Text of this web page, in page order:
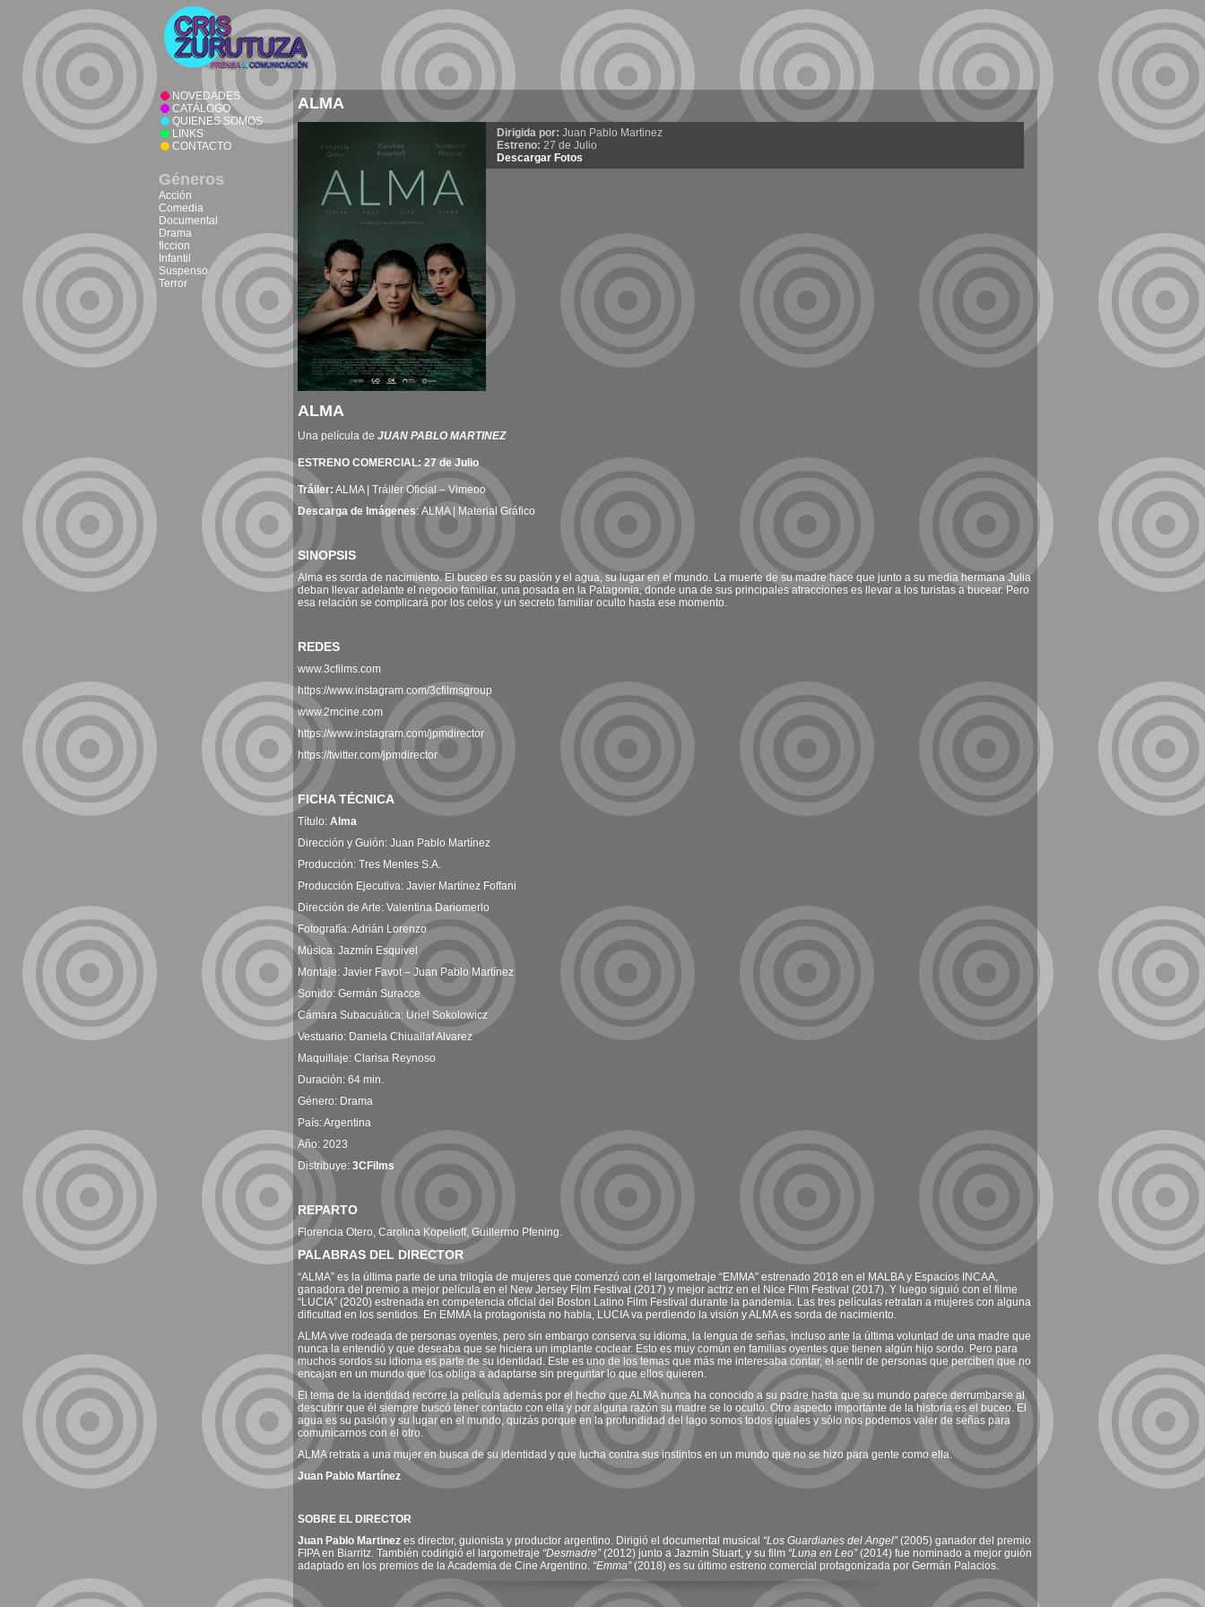
NOVEDADES
CATÁLOGO
QUIENES SOMOS
LINKS
CONTACTO
Géneros
Acción
Comedia
Documental
Drama
ficcion
Infantil
Suspenso
Terror
ALMA
Dirigida por: Juan Pablo Martinez
Estreno: 27 de Julio
Descargar Fotos
ALMA
Una película de JUAN PABLO MARTINEZ
ESTRENO COMERCIAL: 27 de Julio
Tráiler: ALMA | Tráiler Oficial – Vimeoo
Descarga de Imágenes: ALMA | Material Gráfico
SINOPSIS
Alma es sorda de nacimiento. El buceo es su pasión y el agua, su lugar en el mundo. La muerte de su madre hace que junto a su media hermana Julia
deban llevar adelante el negocio familiar, una posada en la Patagonia, donde una de sus principales atracciones es llevar a los turistas a bucear. Pero
esa relación se complicará por los celos y un secreto familiar oculto hasta ese momento.
REDES
www.3cfilms.com
https://www.instagram.com/3cfilmsgroup
www.2mcine.com
https://www.instagram.com/jpmdirector
https://twitter.com/jpmdirector
FICHA TÉCNICA
Título: Alma
Dirección y Guión: Juan Pablo Martínez
Producción: Tres Mentes S.A.
Producción Ejecutiva: Javier Martínez Foffani
Dirección de Arte: Valentina Dariomerlo
Fotografía: Adrián Lorenzo
Música: Jazmín Esquivel
Montaje: Javier Favot – Juan Pablo Martínez
Sonido: Germán Suracce
Cámara Subacuática: Uriel Sokolowicz
Vestuario: Daniela Chiuailaf Alvarez
Maquillaje: Clarisa Reynoso
Duración: 64 min.
Género: Drama
País: Argentina
Año: 2023
Distribuye: 3CFilms
REPARTO
Florencia Otero, Carolina Kopelioff, Guillermo Pfening.
PALABRAS DEL DIRECTOR
“ALMA” es la última parte de una trilogía de mujeres que comenzó con el largometraje “EMMA” estrenado 2018 en el MALBA y Espacios INCAA,
ganadora del premio a mejor película en el New Jersey Film Festival (2017) y mejor actriz en el Nice Film Festival (2017). Y luego siguió con el filme
“LUCIA” (2020) estrenada en competencia oficial del Boston Latino Film Festival durante la pandemia. Las tres películas retratan a mujeres con alguna
dificultad en los sentidos. En EMMA la protagonista no habla, LUCIA va perdiendo la visión y ALMA es sorda de nacimiento.
ALMA vive rodeada de personas oyentes, pero sin embargo conserva su idioma, la lengua de señas, incluso ante la última voluntad de una madre que
nunca la entendió y que deseaba que se hiciera un implante coclear. Esto es muy común en familias oyentes que tienen algún hijo sordo. Pero para
muchos sordos su idioma es parte de su identidad. Este es uno de los temas que más me interesaba contar, el sentir de personas que perciben que no
encajan en un mundo que los obliga a adaptarse sin preguntar lo que ellos quieren.
El tema de la identidad recorre la película además por el hecho que ALMA nunca ha conocido a su padre hasta que su mundo parece derrumbarse al
descubrir que él siempre buscó tener contacto con ella y por alguna razón su madre se lo ocultó. Otro aspecto importante de la historia es el buceo. El
agua es su pasión y su lugar en el mundo, quizás porque en la profundidad del lago somos todos iguales y sólo nos podemos valer de señas para
comunicarnos con el otro.
ALMA retrata a una mujer en busca de su identidad y que lucha contra sus instintos en un mundo que no se hizo para gente como ella.
Juan Pablo Martínez
SOBRE EL DIRECTOR
Juan Pablo Martinez es director, guionista y productor argentino. Dirigió el documental musical “Los Guardianes del Angel”(2005) ganador del premio
FIPA en Biarritz. También codirigió el largometraje “Desmadre”(2012) junto a Jazmín Stuart, y su film “Luna en Leo”(2014) fue nominado a mejor guión
adaptado en los premios de la Academia de Cine Argentino. “Emma”(2018) es su último estreno comercial protagonizada por Germán Palacios.